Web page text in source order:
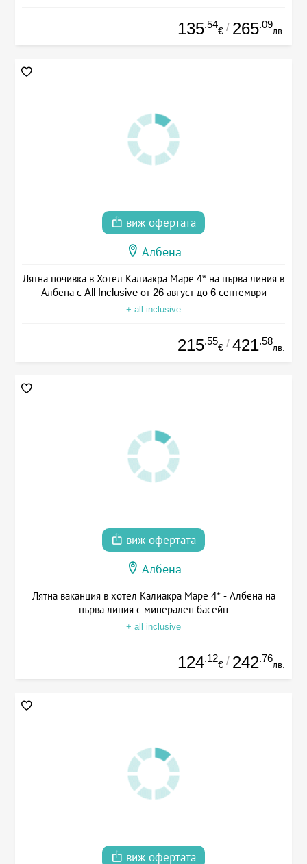
135.54
€ / 265.09
лв.
виж офертата
Албена
Лятна почивка в Хотел Калиакра Маре 4* на първа линия в
Албена с All Inclusive от 26 август до 6 септември
+ all inclusive
215.55
€ / 421.58
лв.
виж офертата
Албена
Лятна ваканция в хотел Калиакра Маре 4* - Албена на
първа линия с минерален басейн
+ all inclusive
124.12
€ / 242.76
лв.
виж офертата